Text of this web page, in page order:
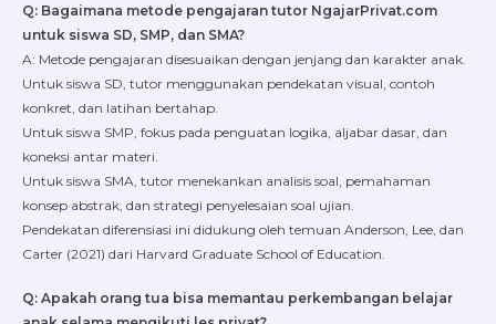
Q: Bagaimana metode pengajaran tutor NgajarPrivat.com
untuk siswa SD, SMP, dan SMA?
A: Metode pengajaran disesuaikan dengan jenjang dan karakter anak.
Untuk siswa SD, tutor menggunakan pendekatan visual, contoh
konkret, dan latihan bertahap.
Untuk siswa SMP, fokus pada penguatan logika, aljabar dasar, dan
koneksi antar materi.
Untuk siswa SMA, tutor menekankan analisis soal, pemahaman
konsep abstrak, dan strategi penyelesaian soal ujian.
Pendekatan diferensiasi ini didukung oleh temuan Anderson, Lee, dan
Carter (2021) dari Harvard Graduate School of Education.
Q: Apakah orang tua bisa memantau perkembangan belajar